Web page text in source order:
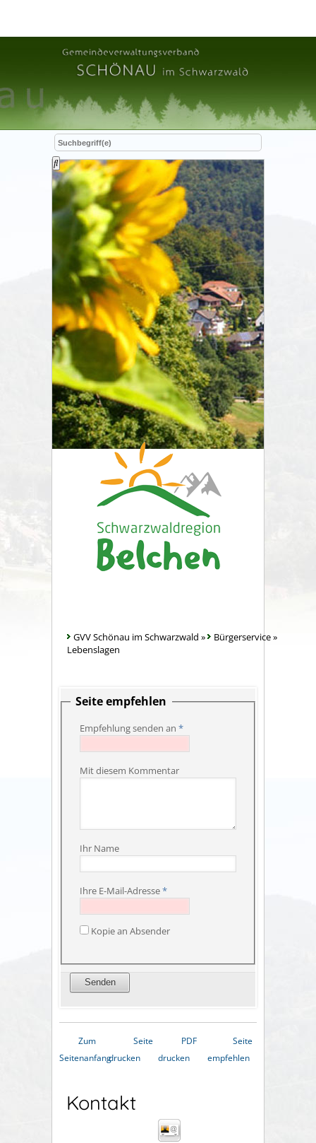
GVV Schönau im Schwarzwald » Bürgerservice»
Lebenslagen
Seite empfehlen
Empfehlung senden an *
Mit diesem Kommentar
Ihr Name
Ihre E-Mail-Adresse*
Kopie an Absender
Zum
Seitenanfang
Seite
drucken
PDF
drucken
Seite
empfehlen
Kontakt